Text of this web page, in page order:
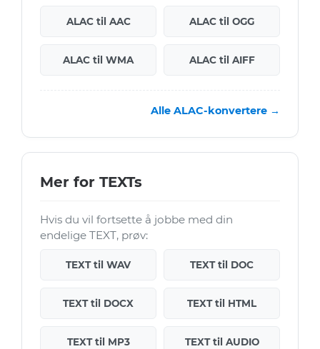
ALAC til AAC ALAC til OGG
ALAC til WMA ALAC til AIFF
Alle ALAC-konvertere →
Mer for TEXTs
Hvis du vil fortsette å jobbe med din
endelige TEXT, prøv:
TEXT til WAV TEXT til DOC
TEXT til DOCX TEXT til HTML
TEXT til MP3 TEXT til AUDIO